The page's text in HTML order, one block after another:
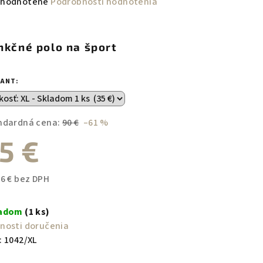
polo na šport
cena: 90 € –61 %
€
€ bez DPH
(1 ks)
doručenia
1042/XL